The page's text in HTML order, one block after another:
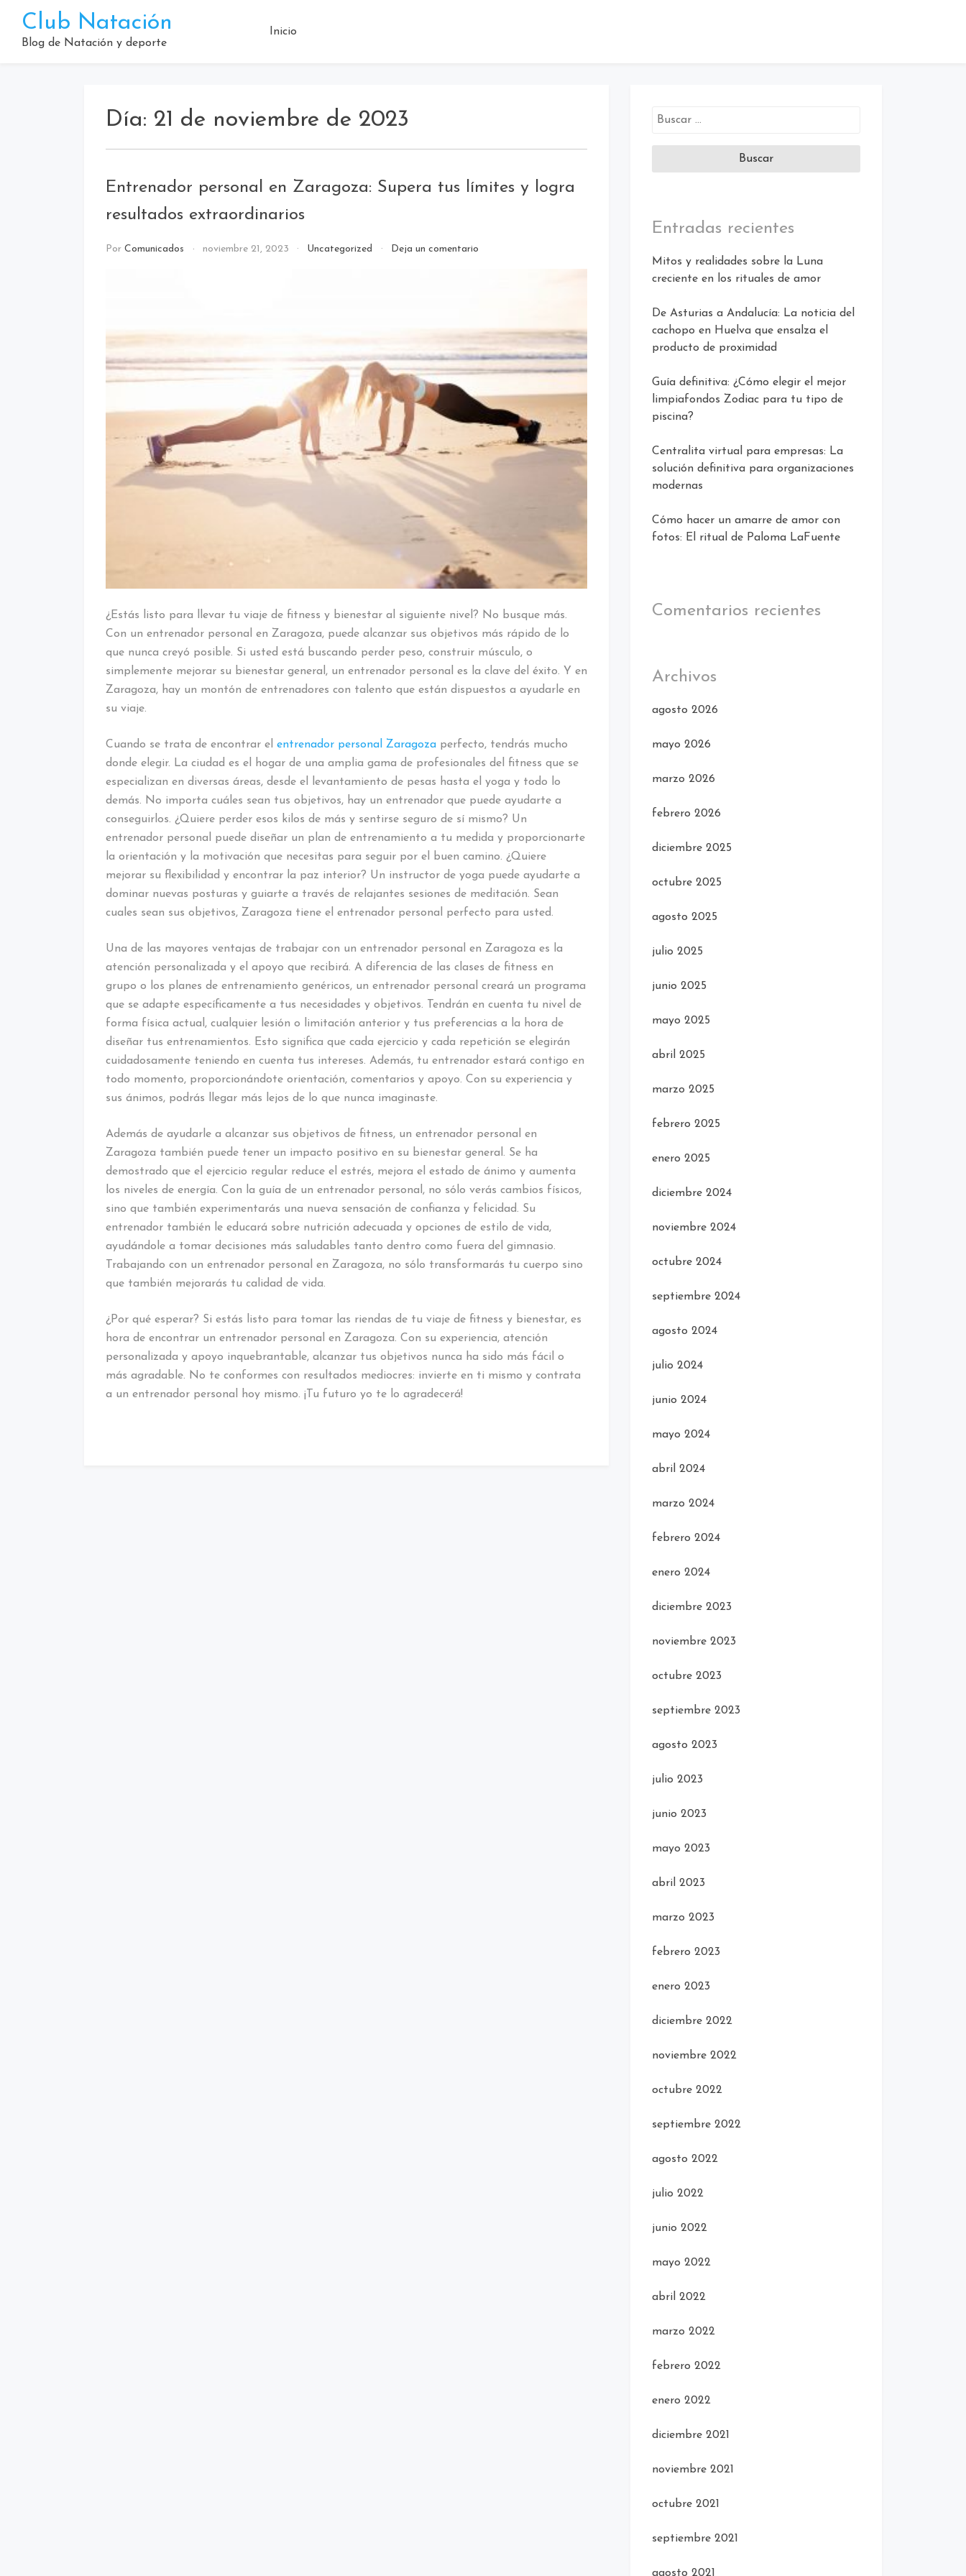
contenido
Club Natación
Blog de Natación y deporte
Inicio
Día: 21 de noviembre de 2023
Entrenador personal en Zaragoza: Supera tus límites y logra
resultados extraordinarios
Por Comunicados noviembre 21, 2023 Uncategorized Deja un comentarioen
límites
y
resultados
extraordinarios
¿Estás listo para llevar tu viaje de fitness y bienestar al siguiente nivel? No busque más.
Con un entrenador personal en Zaragoza, puede alcanzar sus objetivos más rápido de lo
que nunca creyó posible. Si usted está buscando perder peso, construir músculo, o
simplemente mejorar su bienestar general, un entrenador personal es la clave del éxito. Y en
Zaragoza, hay un montón de entrenadores con talento que están dispuestos a ayudarle en
su viaje.
Cuando se trata de encontrar el entrenador personal Zaragoza perfecto, tendrás mucho
donde elegir. La ciudad es el hogar de una amplia gama de profesionales del fitness que se
especializan en diversas áreas, desde el levantamiento de pesas hasta el yoga y todo lo
demás. No importa cuáles sean tus objetivos, hay un entrenador que puede ayudarte a
conseguirlos. ¿Quiere perder esos kilos de más y sentirse seguro de sí mismo? Un
entrenador personal puede diseñar un plan de entrenamiento a tu medida y proporcionarte
la orientación y la motivación que necesitas para seguir por el buen camino. ¿Quiere
mejorar su flexibilidad y encontrar la paz interior? Un instructor de yoga puede ayudarte a
dominar nuevas posturas y guiarte a través de relajantes sesiones de meditación. Sean
cuales sean sus objetivos, Zaragoza tiene el entrenador personal perfecto para usted.
Una de las mayores ventajas de trabajar con un entrenador personal en Zaragoza es la
atención personalizada y el apoyo que recibirá. A diferencia de las clases de fitness en
grupo o los planes de entrenamiento genéricos, un entrenador personal creará un programa
que se adapte específicamente a tus necesidades y objetivos. Tendrán en cuenta tu nivel de
forma física actual, cualquier lesión o limitación anterior y tus preferencias a la hora de
diseñar tus entrenamientos. Esto significa que cada ejercicio y cada repetición se elegirán
cuidadosamente teniendo en cuenta tus intereses. Además, tu entrenador estará contigo en
todo momento, proporcionándote orientación, comentarios y apoyo. Con su experiencia y
sus ánimos, podrás llegar más lejos de lo que nunca imaginaste.
Además de ayudarle a alcanzar sus objetivos de fitness, un entrenador personal en
Zaragoza también puede tener un impacto positivo en su bienestar general. Se ha
demostrado que el ejercicio regular reduce el estrés, mejora el estado de ánimo y aumenta
los niveles de energía. Con la guía de un entrenador personal, no sólo verás cambios físicos,
sino que también experimentarás una nueva sensación de confianza y felicidad. Su
entrenador también le educará sobre nutrición adecuada y opciones de estilo de vida,
ayudándole a tomar decisiones más saludables tanto dentro como fuera del gimnasio.
Trabajando con un entrenador personal en Zaragoza, no sólo transformarás tu cuerpo sino
que también mejorarás tu calidad de vida.
¿Por qué esperar? Si estás listo para tomar las riendas de tu viaje de fitness y bienestar, es
hora de encontrar un entrenador personal en Zaragoza. Con su experiencia, atención
personalizada y apoyo inquebrantable, alcanzar tus objetivos nunca ha sido más fácil o
más agradable. No te conformes con resultados mediocres: invierte en ti mismo y contrata
a un entrenador personal hoy mismo. ¡Tu futuro yo te lo agradecerá!
Buscar:
Entradas recientes
Mitos y realidades sobre la Luna
creciente en los rituales de amor
De Asturias a Andalucía: La noticia del
cachopo en Huelva que ensalza el
producto de proximidad
Guía definitiva: ¿Cómo elegir el mejor
limpiafondos Zodiac para tu tipo de
piscina?
Centralita virtual para empresas: La
solución definitiva para organizaciones
modernas
Cómo hacer un amarre de amor con
fotos: El ritual de Paloma LaFuente
Comentarios recientes
Archivos
agosto 2026
mayo 2026
marzo 2026
febrero 2026
diciembre 2025
octubre 2025
agosto 2025
julio 2025
junio 2025
mayo 2025
abril 2025
marzo 2025
febrero 2025
enero 2025
diciembre 2024
noviembre 2024
octubre 2024
septiembre 2024
agosto 2024
julio 2024
junio 2024
mayo 2024
abril 2024
marzo 2024
febrero 2024
enero 2024
diciembre 2023
noviembre 2023
octubre 2023
septiembre 2023
agosto 2023
julio 2023
junio 2023
mayo 2023
abril 2023
marzo 2023
febrero 2023
enero 2023
diciembre 2022
noviembre 2022
octubre 2022
septiembre 2022
agosto 2022
julio 2022
junio 2022
mayo 2022
abril 2022
marzo 2022
febrero 2022
enero 2022
diciembre 2021
noviembre 2021
octubre 2021
septiembre 2021
agosto 2021